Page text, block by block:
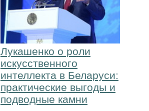
Лукашенко о роли
искусственного
интеллекта в Беларуси:
практические выгоды и
подводные камни